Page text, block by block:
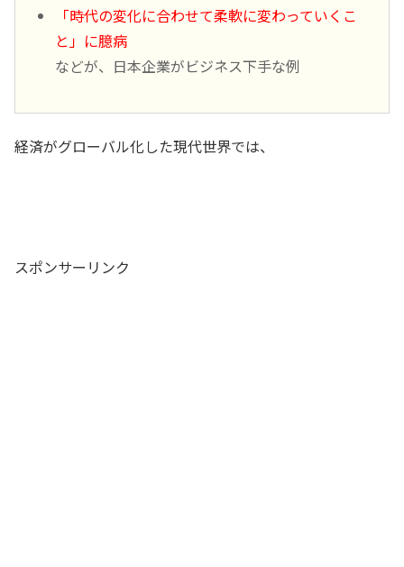
「時代の変化に合わせて柔軟に変わっていくこ
と」に臆病
などが、日本企業がビジネス下手な例
経済がグローバル化した現代世界では、
スポンサーリンク